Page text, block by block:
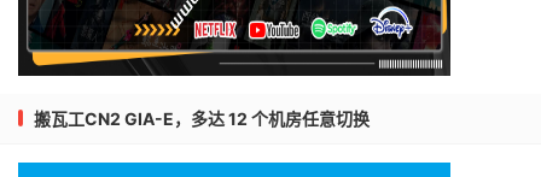
搬瓦工CN2 GIA-E，多达 12 个机房任意切换